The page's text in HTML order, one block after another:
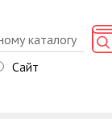
Сайт